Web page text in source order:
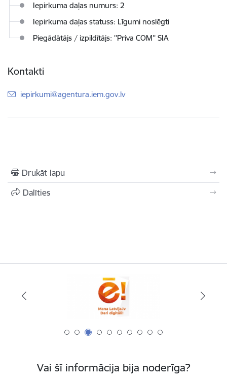
Iepirkuma daļas numurs: 2
Iepirkuma daļas statuss: Līgumi noslēgti
Piegādātājs / izpildītājs: ''Priva COM'' SIA
Kontakti
E-pasts:
iepirkumi@agentura.iem.gov.lv
Drukāt lapu
Dalīties
Vai šī informācija bija noderīga?